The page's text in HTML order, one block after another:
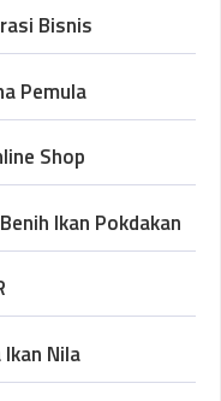
Bisnis
Pemula
Shop
Ikan Pokdakan
Nila